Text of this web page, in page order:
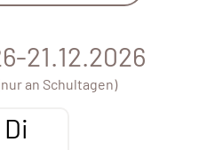
21.12.2026
an Schultagen)
Di